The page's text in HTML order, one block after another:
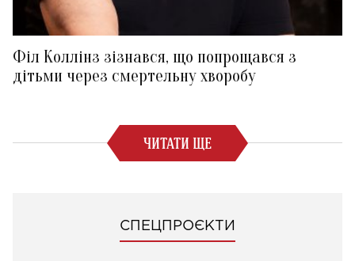
Філ Коллінз зізнався, що попрощався з
дітьми через смертельну хворобу
ЧИТАТИ ЩЕ
СПЕЦПРОЄКТИ